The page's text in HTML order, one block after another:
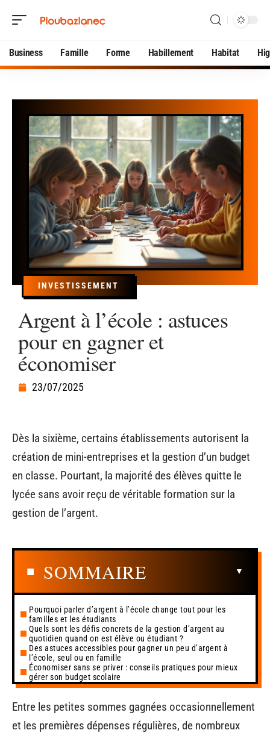
Business Famille Forme Habillement Habitat
INVESTISSEMENT
Argent à l’école : astuces
pour en gagner et
économiser
23/07/2025
Dès la sixième, certains établissements autorisent la
création de mini-entreprises et la gestion d’un budget
en classe. Pourtant, la majorité des élèves quitte le
lycée sans avoir reçu de véritable formation sur la
gestion de l’argent.
SOMMAIRE
Pourquoi parler d’argent à l’école change tout pour les
familles et les étudiants
Quels sont les défis concrets de la gestion d’argent au
quotidien quand on est élève ou étudiant ?
Des astuces accessibles pour gagner un peu d’argent à
l’école, seul ou en famille
Économiser sans se priver : conseils pratiques pour mieux
gérer son budget scolaire
Entre les petites sommes gagnées occasionnellement
et les premières dépenses régulières, de nombreux